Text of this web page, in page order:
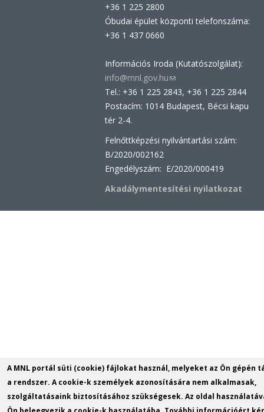
+36 1 225 2800
Óbudai épület központi telefonszáma:
+36 1 437 0660
Információs Iroda (Kutatószolgálat):
info@mnl.gov.hu(link
sends
e-
Tel.: +36 1 225 2843, +36 1 225 2844
Postacím: 1014 Budapest, Bécsi kapu
tér 2-4.
Felnőttképzési nyilvántartási szám:
B/2020/002162
Engedélyszám: E/2020/000419
Akadálymentesítési nyilatkozat
A MNL portál süti (cookie) fájlokat használ, melyeket az Ön gépén
a rendszer. A cookie-k személyek azonosítására nem alkalmasak,
szolgáltatásaink biztosításához szükségesek. Az oldal